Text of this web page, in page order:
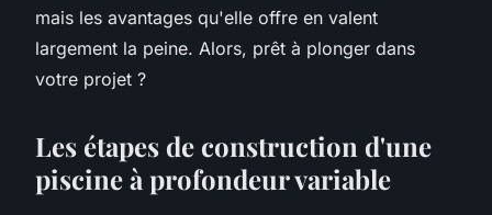
mais les avantages qu'elle offre en valent
largement la peine. Alors, prêt à plonger dans
votre projet ?
Les étapes de construction d'une
piscine à profondeur variable